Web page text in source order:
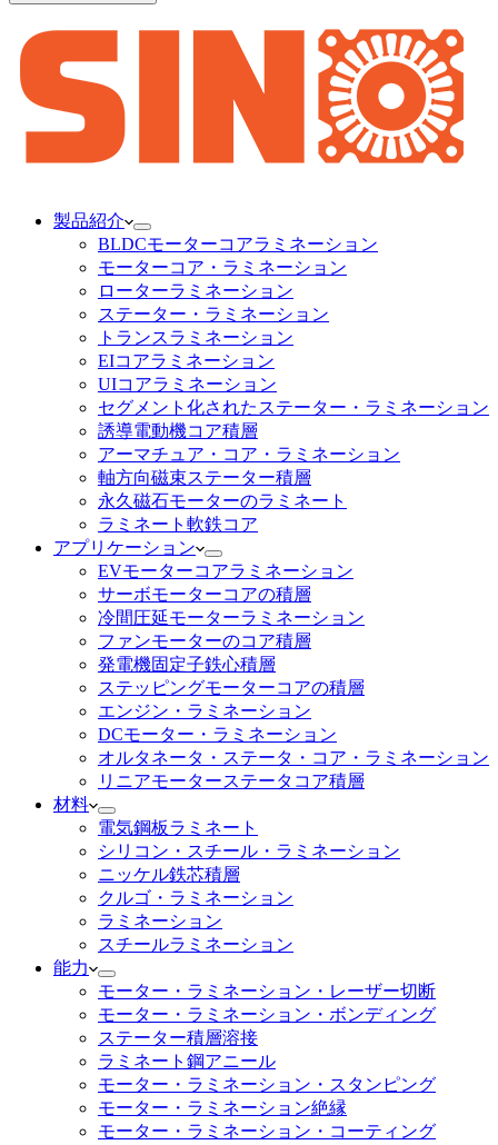
製品紹介
BLDCモーターコアラミネーション
モーターコア・ラミネーション
ローターラミネーション
ステーター・ラミネーション
トランスラミネーション
EIコアラミネーション
UIコアラミネーション
セグメント化されたステーター・ラミネーション
誘導電動機コア積層
アーマチュア・コア・ラミネーション
軸方向磁束ステーター積層
永久磁石モーターのラミネート
ラミネート軟鉄コア
アプリケーション
EVモーターコアラミネーション
サーボモーターコアの積層
冷間圧延モーターラミネーション
ファンモーターのコア積層
発電機固定子鉄心積層
ステッピングモーターコアの積層
エンジン・ラミネーション
DCモーター・ラミネーション
オルタネータ・ステータ・コア・ラミネーション
リニアモーターステータコア積層
材料
電気鋼板ラミネート
シリコン・スチール・ラミネーション
ニッケル鉄芯積層
クルゴ・ラミネーション
ラミネーション
スチールラミネーション
能力
モーター・ラミネーション・レーザー切断
モーター・ラミネーション・ボンディング
ステーター積層溶接
ラミネート鋼アニール
モーター・ラミネーション・スタンピング
モーター・ラミネーション絶縁
モーター・ラミネーション・コーティング